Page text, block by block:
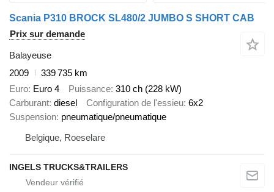
Scania P310 BROCK SL480/2 JUMBO S SHORT CAB
Prix sur demande
Balayeuse
2009
339 735 km
Euro Euro 4 Puissance 310 ch (228 kW)
Carburant diesel Configuration de l'essieu 6x2
Suspension pneumatique/pneumatique
Belgique, Roeselare
INGELS TRUCKS&TRAILERS